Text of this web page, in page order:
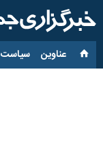
عناوین‌ سیاست